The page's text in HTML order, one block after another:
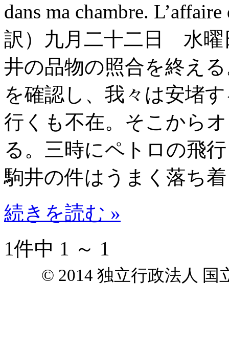
dans ma chambre.
訳）九月二十二日 水
井の品物の照合を終え
を確認し、我々は安堵
行くも不在。そこから
る。三時にペトロの飛
駒井の件はうまく落ち
続きを読む »
1件中 1 ～ 1
© 2014 独立行政法人 国